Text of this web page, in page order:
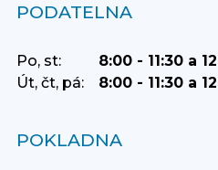
PODATELNA
Po, st:
8:00 - 11:30 a
Út, čt, pá:
8:00 - 11:30 a
POKLADNA